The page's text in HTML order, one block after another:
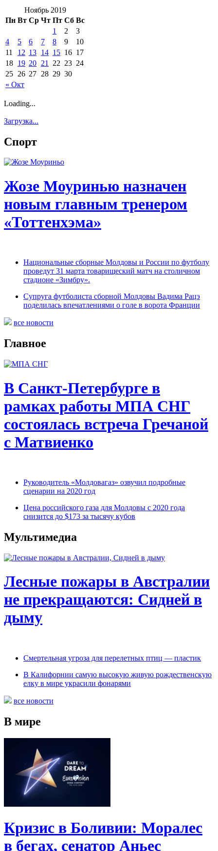
Ноябрь 2019
Пн Вт Ср Чт Пт Сб Вс
« Окт
1 2
3
4
5 6 7 8 9
10
11
12 13 14 15 16 17
18 19 20 21 22 23 24
25 26 27 28 29 30
Loading...
Загрузка...
Спорт
Жозе Моуринью назначен
новым главным тренером
«Тоттенхэма»
Национальные сборные Молдовы и России по футболу
проведут 31 марта товарищеский матч на столичном
стадионе «Зимбру».
Супруга футболиста сборной Молдовы Вадима Рацэ
поделилась впечатлениями о голе в ворота Франции
все новости
Главное
В Санкт-Петербурге в
рамках работы МПА СНГ
состоялась встреча Гречаной
с Матвиенко
Руководитель «Молдовагаз» озвучил подробные
сценарии на 2020 год
Цена российского газа для Молдовы с 2020 года
снизится до $173 за тысячу кубов
Мультимедиа
Лесные пожары в Австралии
не прекращаются: Сидней в
дыму
Cмертельная угроза для перелетных птиц — пластик
В Калифорнии самую высокую живую рождественскую
елку в мире украсили фонарями
все новости
В мире
Кризис в Боливии: Моралес
в бегах, сенатор Аньес